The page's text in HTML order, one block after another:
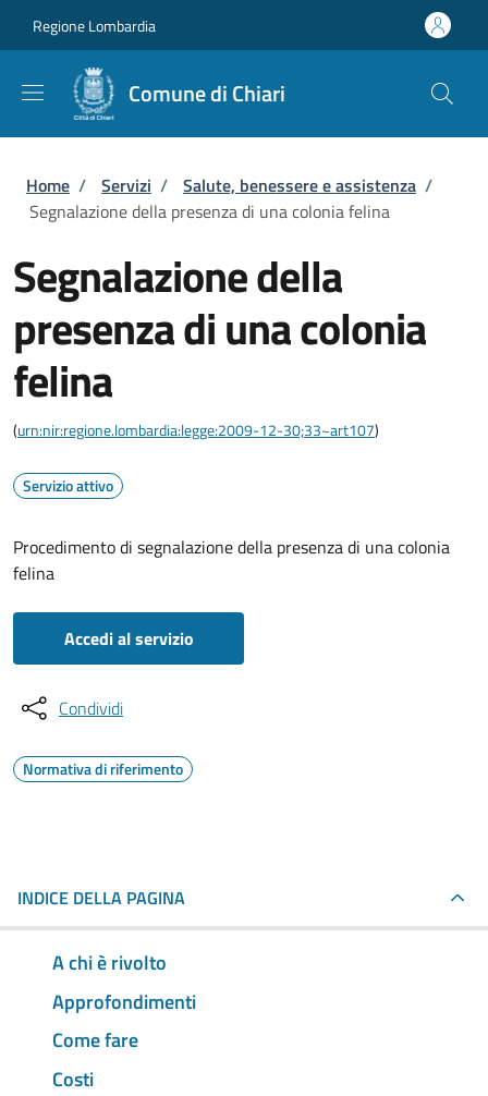
Regione Lombardia
Comune di Chiari
Briciole di pane
Home / Servizi / Salute, benessere e assistenza /
Segnalazione della presenza di una colonia felina
Segnalazione della
presenza di una colonia
felina
(urn:nir:regione.lombardia:legge:2009-12-30;33~art107)
Servizio attivo
Procedimento di segnalazione della presenza di una colonia
felina
Accedi al servizio
Condividi
Normativa di riferimento
INDICE DELLA PAGINA
A chi è rivolto
Approfondimenti
Come fare
Costi